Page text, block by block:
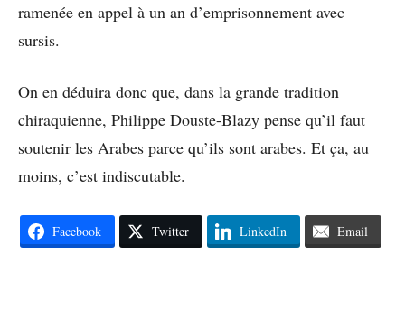
ramenée en appel à un an d’emprisonnement avec
sursis.
On en déduira donc que, dans la grande tradition
chiraquienne, Philippe Douste-Blazy pense qu’il faut
soutenir les Arabes parce qu’ils sont arabes. Et ça, au
moins, c’est indiscutable.
Facebook Twitter LinkedIn Email